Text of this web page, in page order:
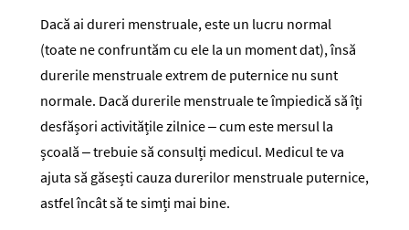
Dacă ai dureri menstruale, este un lucru normal
(toate ne confruntăm cu ele la un moment dat), însă
durerile menstruale extrem de puternice nu sunt
normale. Dacă durerile menstruale te împiedică să îți
desfășori activitățile zilnice – cum este mersul la
școală – trebuie să consulți medicul. Medicul te va
ajuta să găsești cauza durerilor menstruale puternice,
astfel încât să te simți mai bine.